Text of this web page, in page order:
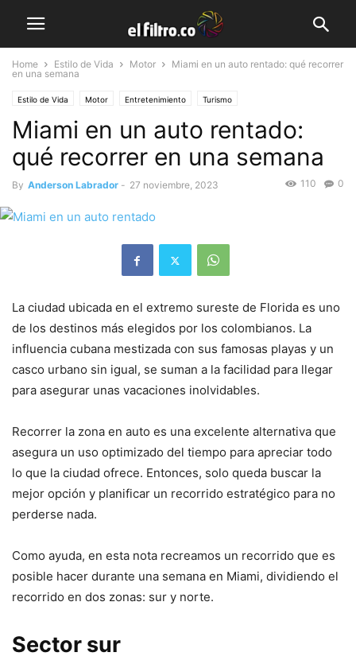
Home Estilo de Vida Motor
Miami en un auto rentado: qué recorrer
en una semana
Estilo de Vida Motor Entretenimiento Turismo
Miami en un auto rentado:
qué recorrer en una semana
By Anderson Labrador - 27 noviembre, 2023 0
110
La ciudad ubicada en el extremo sureste de Florida es uno
de los destinos más elegidos por los colombianos. La
influencia cubana mestizada con sus famosas playas y un
casco urbano sin igual, se suman a la facilidad para llegar
para asegurar unas vacaciones inolvidables.
Recorrer la zona en auto es una excelente alternativa que
asegura un uso optimizado del tiempo para apreciar todo
lo que la ciudad ofrece. Entonces, solo queda buscar la
mejor opción y planificar un recorrido estratégico para no
perderse nada.
Como ayuda, en esta nota recreamos un recorrido que es
posible hacer durante una semana en Miami, dividiendo el
recorrido en dos zonas: sur y norte.
Sector sur